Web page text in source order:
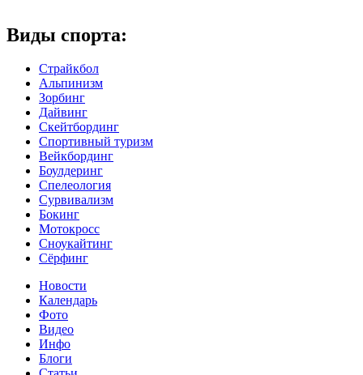
Виды спорта:
Страйкбол
Альпинизм
Зорбинг
Дайвинг
Скейтбординг
Спортивный туризм‎
Вейкбординг
Боулдеринг
Спелеология
Сурвивализм
Бокинг
Мотокросс
Сноукайтинг
Сёрфинг
Новости
Календарь
Фото
Видео
Инфо
Блоги